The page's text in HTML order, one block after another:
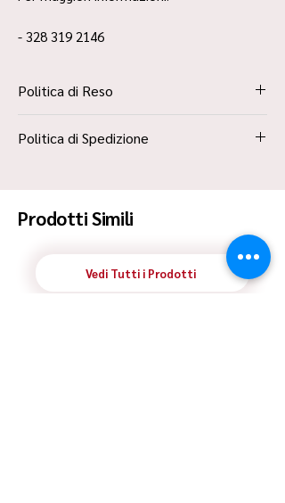
- 328 319 2146
Politica di Reso
“Termini e Condizioni”
Politica di Spedizione
Prodotti Simili
Vedi Tutti i Prodotti